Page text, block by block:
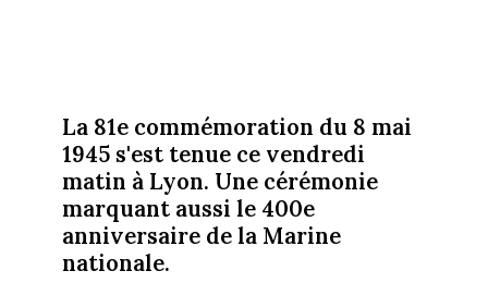
La 81e commémoration du 8 mai
1945 s'est tenue ce vendredi
matin à Lyon. Une cérémonie
marquant aussi le 400e
anniversaire de la Marine
nationale.